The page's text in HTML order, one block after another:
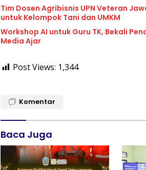
Tim Dosen Agribisnis UPN Veteran
untuk Kelompok Tani dan UMKM
Workshop AI untuk Guru TK, Bekali
Media Ajar
Post Views: 1,344
Komentar
Baca Juga